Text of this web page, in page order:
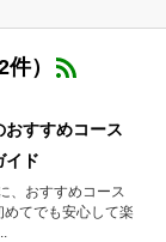
）
おすすめコース
イド
、おすすめコース
てでも安心して楽